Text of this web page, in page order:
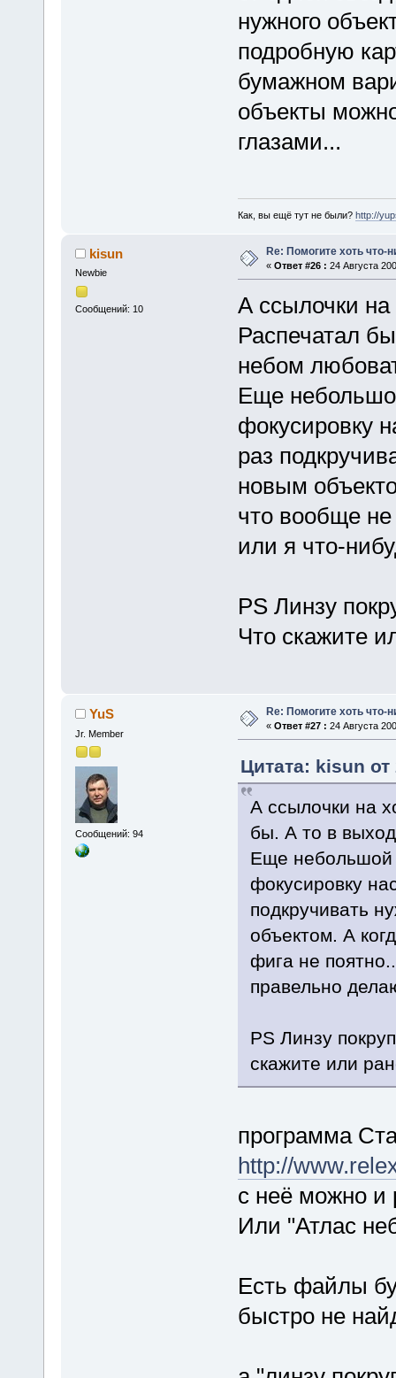
нужного
подробную
бумажном
объекты
глазами...
Как, вы ещё тут не были? http://
kisun
Newbie
Сообщений: 10
Re: Помогите хоть что-
« Ответ #26 : 24 Августа
А ссылочки
Распечатал
небом
Еще
фокусировку
раз
новым
что вообще
или я что-
PS Линзу
Что скажите
YuS
Jr. Member
Сообщений: 94
Re: Помогите хоть что-
« Ответ #27 : 24 Августа
Цитата: kisun от
А ссылочки на
бы. А то в
Еще небольшой
фокусировку
подкручивать
объектом. А
фига не
правельно
PS Линзу
скажите или
программа
http://
с неё можно и
Или "Атлас
Есть файлы
быстро не